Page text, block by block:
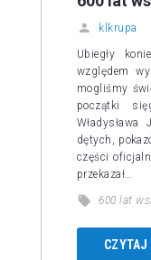
klkrupa
Ubiegły
względem
mogliśmy
początki
dętych,
części
przekazał…
600 lat
CZYTAJ